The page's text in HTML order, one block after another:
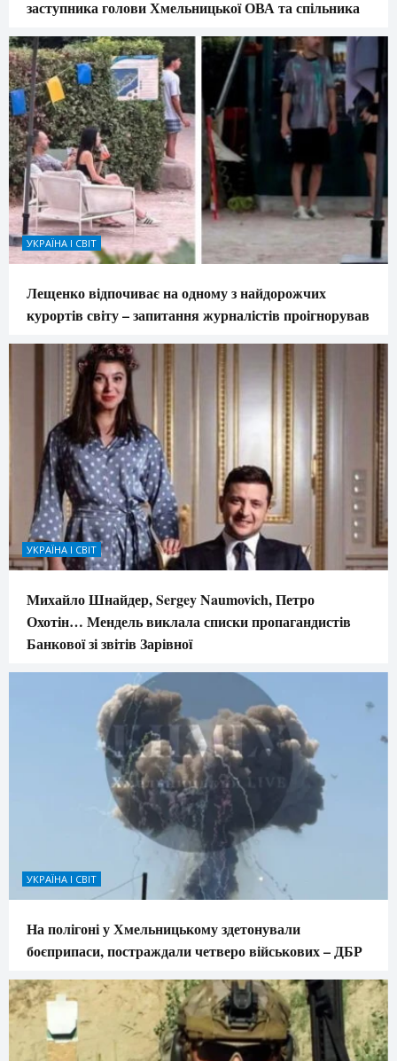
заступника голови Хмельницької ОВА та спільника
УКРАЇНА І СВІТ
Лещенко відпочиває на одному з найдорожчих
курортів світу – запитання журналістів проігнорував
УКРАЇНА І СВІТ
Михайло Шнайдер, Sergey Naumovich, Петро
Охотін… Мендель виклала списки пропагандистів
Банкової зі звітів Зарівної
УКРАЇНА І СВІТ
На полігоні у Хмельницькому здетонували
боєприпаси, постраждали четверо військових – ДБР